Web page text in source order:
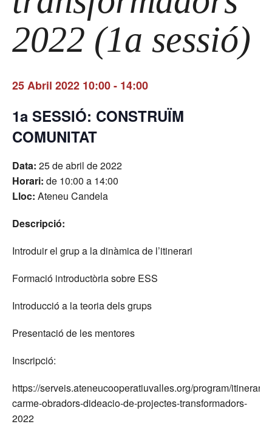
2022 (1a sessió)
25 Abril 2022 10:00- 14:00
1a SESSIÓ: CONSTRUÏM
COMUNITAT
Data: 25 de abril de 2022
Horari: de 10:00 a 14:00
Lloc: Ateneu Candela
Descripció:
Introduir el grup a la dinàmica de l’itinerari
Formació introductòria sobre ESS
Introducció a la teoria dels grups
Presentació de les mentores
Inscripció:
https://serveis.ateneucooperatiuvalles.org/program/itinerari-
carme-obradors-dideacio-de-projectes-transformadors-
2022